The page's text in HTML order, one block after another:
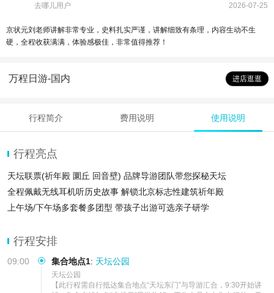
去哪儿用户 2026-07-25
京状元刘老师讲解非常专业，史料扎实严谨，讲解细致有条理，内容生动不生
硬，全程收获满满，体验感极佳，非常值得推荐！
万程日游-国内 进店逛逛
行程简介 费用说明 使用说明
行程亮点
天坛联票(祈年殿 圜丘 回音壁) 品牌导游团队带您探秘天坛
全程佩戴无线耳机听历史故事 解锁北京标志性建筑祈年殿
上午场/下午场多套餐多团型 带孩子出游可选亲子研学
行程安排
09:00 集合地点1: 天坛公园
天坛公园
【此行程需自行抵达集合地点“天坛东门”与导游汇合，9:30开始讲